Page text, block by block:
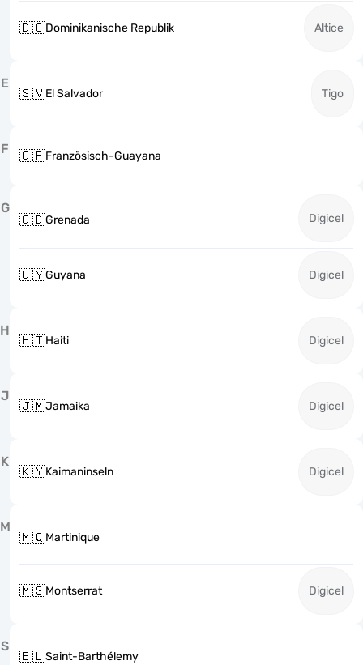
🇩🇴Dominikanische Republik Altice
E
🇸🇻El Salvador Tigo
F 🇬🇫Französisch-Guayana
G
🇬🇩Grenada Digicel
🇬🇾Guyana Digicel
H
🇭🇹Haiti Digicel
J
🇯🇲Jamaika Digicel
K
🇰🇾Kaimaninseln Digicel
M
🇲🇶Martinique
🇲🇸Montserrat Digicel
S
🇧🇱Saint-Barthélemy